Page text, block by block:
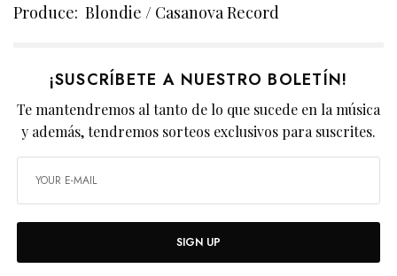
Produce: Blondie / Casanova Record
¡SUSCRÍBETE A NUESTRO BOLETÍN!
Te mantendremos al tanto de lo que sucede en la música
y además, tendremos sorteos exclusivos para suscrites.
SIGN UP